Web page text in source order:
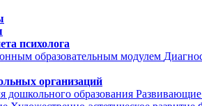
психолога
образовательным модулем
организаций
дошкольного образования